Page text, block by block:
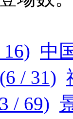
中
/ 31)
/ 69)